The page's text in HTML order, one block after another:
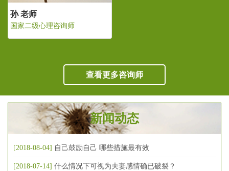
查看更多咨询师
新闻动态
[2018-08-04] 自己鼓励自己 哪些措施最有效
[2018-07-14] 什么情况下可视为夫妻感情确已破裂？